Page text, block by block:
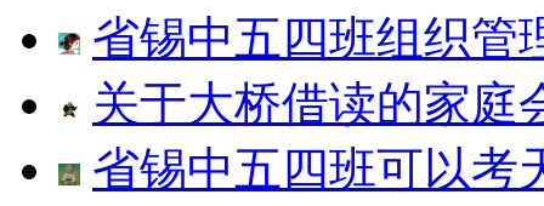
省锡中五四班组织管
关于大桥借读的家庭
省锡中五四班可以考